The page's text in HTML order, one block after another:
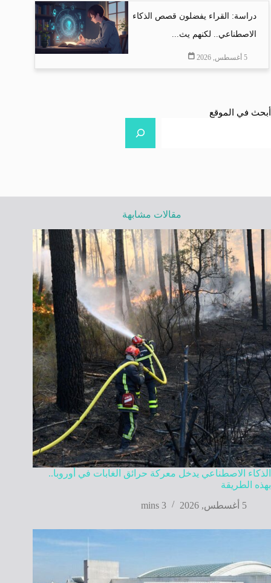
دراسة: القراء يفضلون قصص الذكاء
الاصطناعي.. لكنهم يث...
5 أغسطس, 2026
أبحث في الموقع
مقالات مشابهة
الذكاء الاصطناعي يدخل معركة حرائق الغابات في أوروبا..
بهذه الطريقة
5 أغسطس, 2026
3 mins